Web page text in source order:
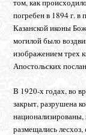
том, как
погребен в 1894 г.
Казанской иконы
могилой было
изображением трех
Апостольских
В 1920-х годах, во
закрыт, разрушена
размещались